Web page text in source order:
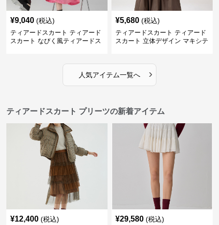
¥9,040 (税込)
ティアードスカート ティアード
スカート なびく風ティアードス
¥5,680 (税込)
ティアードスカート ティアード
スカート 立体デザイン マキシテ
人気アイテム一覧へ ›
ティアードスカート プリーツの新着アイテム
¥12,400 (税込) ¥29,580 (税込)